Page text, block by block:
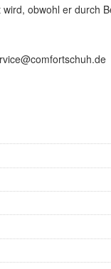
obwohl er durch